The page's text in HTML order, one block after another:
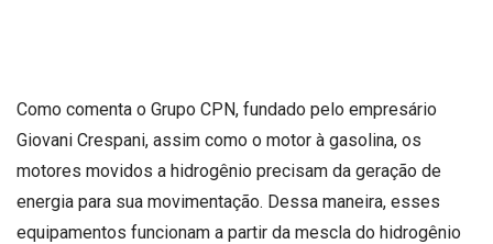
Como comenta o Grupo CPN, fundado pelo empresário
Giovani Crespani, assim como o motor à gasolina, os
motores movidos a hidrogênio precisam da geração de
energia para sua movimentação. Dessa maneira, esses
equipamentos funcionam a partir da mescla do hidrogênio